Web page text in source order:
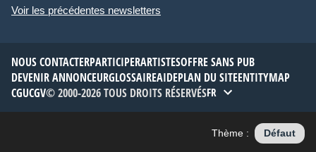
Voir les précédentes newsletters
NOUS CONTACTERPARTICIPERARTISTESOFFRE SANS PUB
DEVENIR ANNONCEURGLOSSAIREAIDEPLAN DU SITEENTITYMAP
CGUCGV© 2000-2026 TOUS DROITS RÉSERVÉSFR
Thème : Défaut